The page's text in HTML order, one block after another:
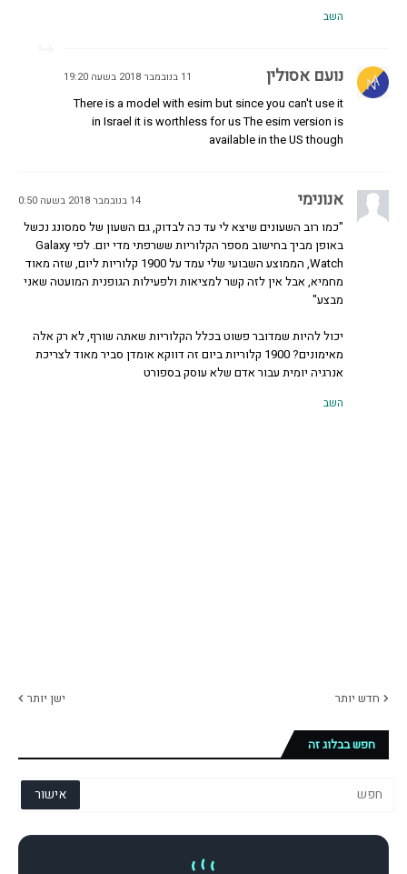
השב
נועם אסולין 11 בנובמבר 2018 בשעה 19:20
There is a model with esim but since you can't use it
in Israel it is worthless for us The esim version is
available in the US though
אנונימי 14 בנובמבר 2018 בשעה 0:50
"כמו רוב השעונים שיצא לי עד כה לבדוק, גם השעון של סמסונג נכשל
באופן מביך בחישוב מספר הקלוריות ששרפתי מדי יום. לפי Galaxy
Watch, הממוצע השבועי שלי עמד על 1900 קלוריות ליום, שזה מאוד
מחמיא, אבל אין לזה קשר למציאות ולפעילות הגופנית המועטה שאני
מבצע"
יכול להיות שמדובר פשוט בכלל הקלוריות שאתה שורף, לא רק אלה
מאימונים? 1900 קלוריות ביום זה דווקא אומדן סביר מאוד לצריכת
אנרגיה יומית עבור אדם שלא עוסק בספורט
השב
חדש יותר ישן יותר
חפש בבלוג זה